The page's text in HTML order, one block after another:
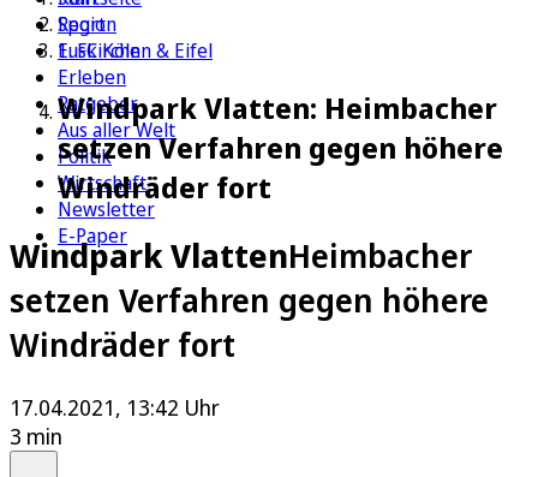
Sport
1. FC Köln
Erleben
Ratgeber
Aus aller Welt
Politik
Wirtschaft
Newsletter
E-Paper
Region
Euskirchen & Eifel
Windpark Vlatten: Heimbacher
setzen Verfahren gegen höhere
Windräder fort
Windpark VlattenHeimbacher
setzen Verfahren gegen höhere
Windräder fort
17.04.2021, 13:42 Uhr
3 min